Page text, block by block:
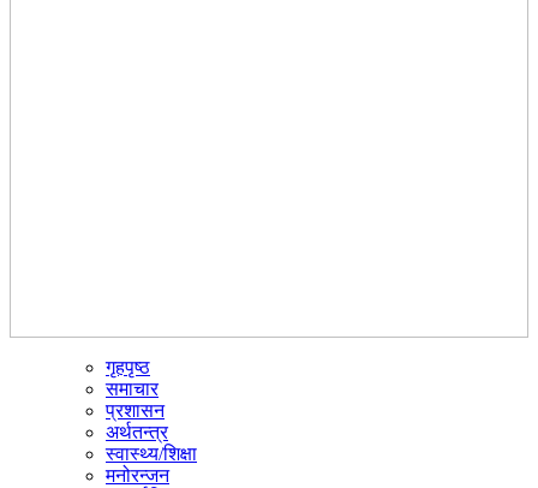
गृहपृष्ठ
समाचार
प्रशासन
अर्थतन्त्र
स्वास्थ्य/शिक्षा
मनोरन्जन